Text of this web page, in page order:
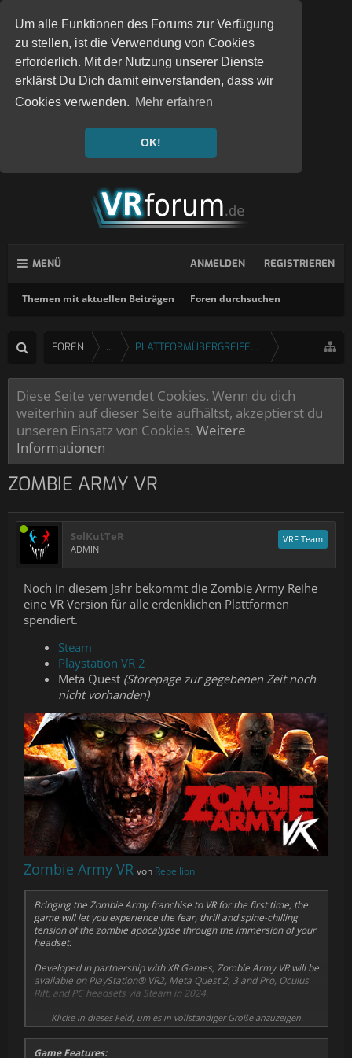
Um alle Funktionen des Forums zur Verfügung
zu stellen, ist die Verwendung von Cookies
erforderlich. Mit der Nutzung unserer Dienste
erklärst Du Dich damit einverstanden, dass wir
Cookies verwenden. Mehr erfahren
OK!
MENÜ
Themen mit aktuellen Beiträgen Foren durchsuchen
ANMELDEN REGISTRIEREN
FOREN ... PLATTFORMÜBERGREIFENDE SPIELE
Diese Seite verwendet Cookies. Wenn du dich
weiterhin auf dieser Seite aufhältst, akzeptierst du
unseren Einsatz von Cookies. Weitere
Informationen
ZOMBIE ARMY VR
SolKutTeR
ADMIN
VRF Team
Noch in diesem Jahr bekommt die Zombie Army Reihe
eine VR Version für alle erdenklichen Plattformen
spendiert.
Steam
Playstation VR 2
Meta Quest (Storepage zur gegebenen Zeit noch
nicht vorhanden)
Zombie Army VR von Rebellion
Bringing the Zombie Army franchise to VR for the first time, the
game will let you experience the fear, thrill and spine-chilling
tension of the zombie apocalypse through the immersion of your
headset.
Developed in partnership with XR Games, Zombie Army VR will be
available on PlayStation® VR2, Meta Quest 2, 3 and Pro, Oculus
Rift, and PC headsets via Steam in 2024.
Following the story of the Zombie Army series, in Zombie Army
VR you return to the field as one of the Deadhunters, an elite
squad that is hunting down zombie war criminals. You will fight
Klicke in dieses Feld, um es in vollständiger Größe anzuzeigen.
Game Features: